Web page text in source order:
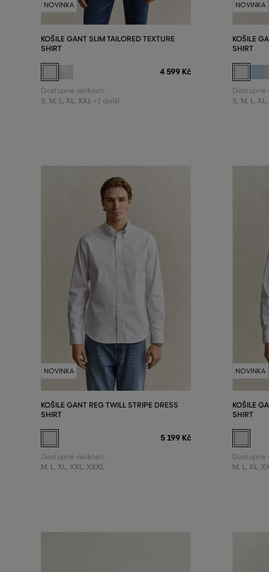
NOVINKA
KOŠILE GANT SLIM TAILORED TEXTURE
SHIRT
4 599 Kč
Dostupné velikosti:
S, M, L, XL, XXL +1 další
NOVINKA
KOŠILE
SHIRT
Dostupné
S, M, L, XL,
NOVINKA
KOŠILE GANT REG TWILL STRIPE DRESS
SHIRT
5 199 Kč
Dostupné velikosti:
M, L, XL, XXL, XXXL
NOVINKA
KOŠILE
SHIRT
Dostupné
M, L, XL,